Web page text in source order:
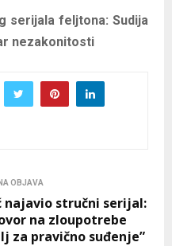
serijala feljtona: Sudija
nezakonitosti
OBJAVA
najavio stručni serijal:
na zloupotrebe
za pravično suđenje”